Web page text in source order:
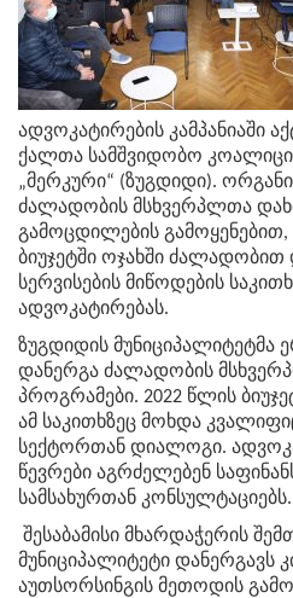
ადვოკატირების კამპანიაში
ქალთა სამშვიდობო
„მერკური“ (ზუგდიდი).
ძალადობის მსხვერპლთა
გამოცდილების გამოყენებით,
ბიუჯეტში ოჯახში
სერვისების მიწოდების
ადვოკატირებას.
ზუგდიდის
დანერგა ძალადობის
პროგრამები. 2022 წლის
ამ საკითხზეც მოხდა
სექტორთან დიალოგი.
წევრები აგრძელებენ
სამსახურთან კონსულტაციებს.
შესაბამისი მხარდაჭერის
მუნიციპალიტეტი დანერგავს
აუთსორსინგის მეთოდის